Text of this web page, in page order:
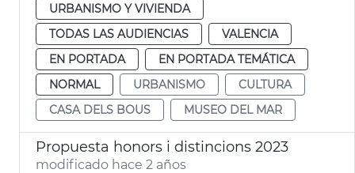
URBANISMO Y VIVIENDA
TODAS LAS AUDIENCIAS
VALENCIA
EN PORTADA
EN PORTADA TEMÁTICA
NORMAL
URBANISMO
CULTURA
CASA DELS BOUS
MUSEO DEL MAR
Propuesta honors i distincions 2023
modificado hace 2 años